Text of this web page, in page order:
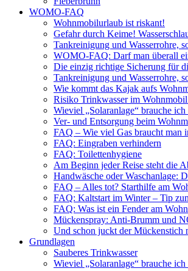
WOMO-FAQ
Wohnmobilurlaub ist riskant!
Gefahr durch Keime!
Tankreinigung und Wasserrohre,
WOMO-FAQ: Darf man überall
Die einzig richtige Sicherung für
Tankreinigung und Wasserrohre,
Wie kommt das Kajak aufs
Risiko Trinkwasser im
Wieviel „Solaranlage“ brauche
Ver- und Entsorgung beim
FAQ – Wie viel Gas braucht man
FAQ: Eingraben verhindern
FAQ: Toilettenhygiene
Am Beginn jeder Reise steht die
Handwäsche oder Waschanlage:
FAQ – Alles tot? Starthilfe am
FAQ: Kaltstart im Winter – Tip
FAQ: Was ist ein Fender am
Mückenspray: Anti-Brumm und
Und schon juckt der Mückenstich
Grundlagen
Sauberes Trinkwasser
Wieviel „Solaranlage“ brauche